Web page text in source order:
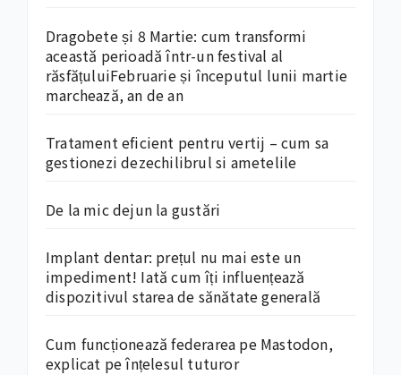
Dragobete și 8 Martie: cum transformi
această perioadă într-un festival al
răsfățuluiFebruarie și începutul lunii martie
marchează, an de an
Tratament eficient pentru vertij – cum sa
gestionezi dezechilibrul si ametelile
De la mic dejun la gustări
Implant dentar: prețul nu mai este un
impediment! Iată cum îți influențează
dispozitivul starea de sănătate generală
Cum funcționează federarea pe Mastodon,
explicat pe înțelesul tuturor